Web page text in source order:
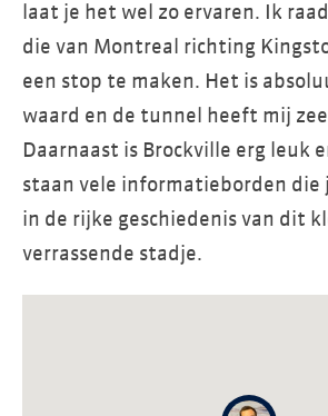
laat je het wel zo ervaren. Ik
die van Montreal richting
een stop te maken. Het is
waard en de tunnel heeft mij
Daarnaast is Brockville erg leuk
staan vele informatieborden die
in de rijke geschiedenis van dit
verrassende stadje.